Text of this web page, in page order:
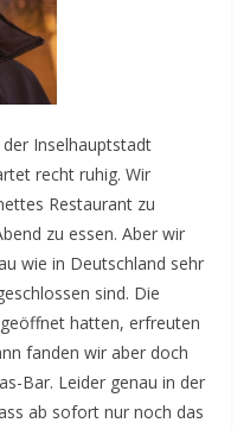
Inselhauptstadt
recht ruhig. Wir
Restaurant zu
zu essen. Aber wir
wie in Deutschland sehr
sind. Die
hatten, erfreuten
fanden wir aber doch
Bar. Leider genau in der
ab sofort nur noch das